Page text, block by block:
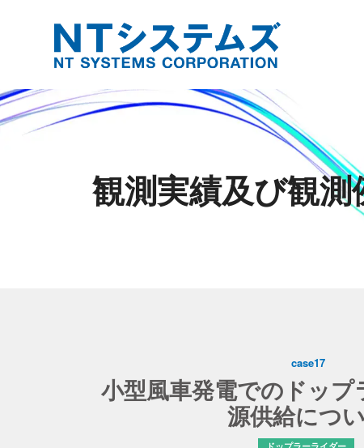
観測実績及び観測
case17
小型風車発電でのドッ
源供給につ